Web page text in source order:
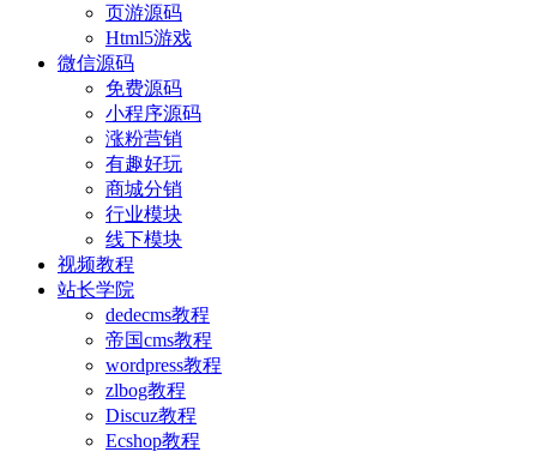
页游源码
Html5游戏
微信源码
免费源码
小程序源码
涨粉营销
有趣好玩
商城分销
行业模块
线下模块
视频教程
站长学院
dedecms教程
帝国cms教程
wordpress教程
zlbog教程
Discuz教程
Ecshop教程